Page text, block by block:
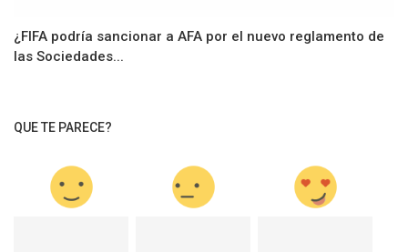
¿FIFA podría sancionar a AFA por el nuevo reglamento de
las Sociedades...
QUE TE PARECE?